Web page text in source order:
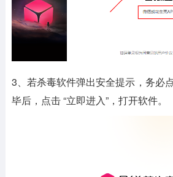
3、若杀毒软件弹出安全提示，务必
毕后，点击 “立即进入”，打开软件。